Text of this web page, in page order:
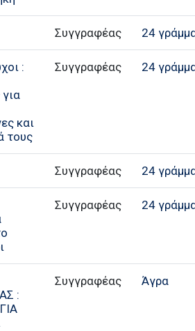
Συγγραφέας 24
:
για
και
τους
Συγγραφέας 24
Συγγραφέας 24
Συγγραφέας 24
:
Συγγραφέας Άγρα